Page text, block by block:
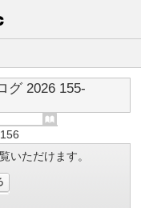
グ 2026 155-
156
いただけます。